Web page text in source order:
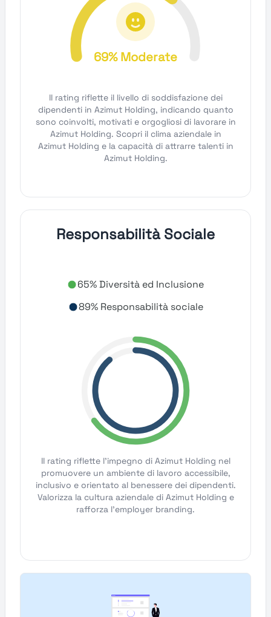
69% Moderate
Il rating riflette il livello di soddisfazione dei
dipendenti in Azimut Holding, indicando quanto
sono coinvolti, motivati e orgogliosi di lavorare in
Azimut Holding. Scopri il clima aziendale in
Azimut Holding e la capacità di attrarre talenti in
Azimut Holding.
Responsabilità Sociale
65% Diversità ed Inclusione
89% Responsabilità sociale
Il rating riflette l'impegno di Azimut Holding nel
promuovere un ambiente di lavoro accessibile,
inclusivo e orientato al benessere dei dipendenti.
Valorizza la cultura aziendale di Azimut Holding e
rafforza l'employer branding.